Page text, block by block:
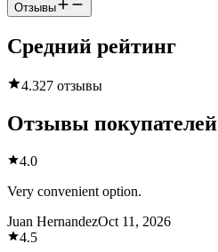
Отзывы
Средний рейтинг
4.327 отзывы
Отзывы покупателей
4.0
Very convenient option.
Juan HernandezOct 11, 2026
4.5